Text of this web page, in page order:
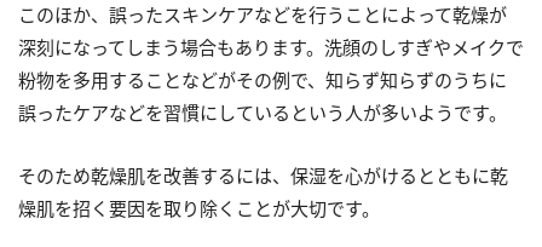
このほか、誤ったスキンケアなどを行うことによって乾燥が
深刻になってしまう場合もあります。洗顔のしすぎやメイクで
粉物を多用することなどがその例で、知らず知らずのうちに
誤ったケアなどを習慣にしているという人が多いようです。
そのため乾燥肌を改善するには、保湿を心がけるとともに乾
燥肌を招く要因を取り除くことが大切です。